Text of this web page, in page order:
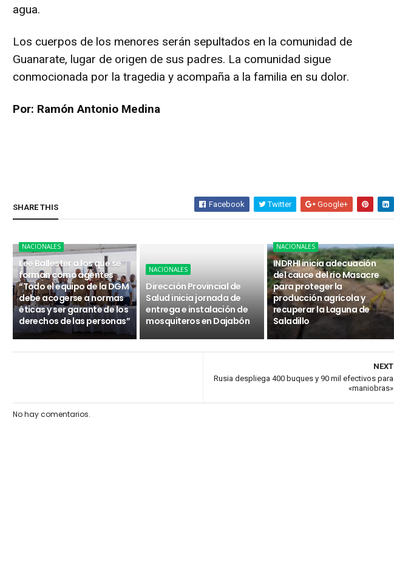
agua.
Los cuerpos de los menores serán sepultados en la comunidad de
Guanarate, lugar de origen de sus padres. La comunidad sigue
conmocionada por la tragedia y acompaña a la familia en su dolor.
Por: Ramón Antonio Medina
SHARE THIS Facebook Twitter Google+
NACIONALES
Lee Ballester a los que se
forman como agentes
“Todo el equipo de la DGM
debe acogerse a normas
éticas y ser garante de los
derechos de las personas”
NACIONALES
Dirección Provincial de
Salud inicia jornada de
entrega e instalación de
mosquiteros en Dajabón
NACIONALES
INDRHI inicia adecuación
del cauce del río Masacre
para proteger la
producción agrícola y
recuperar la Laguna de
Saladillo
NEXT
Rusia despliega 400 buques y 90 mil efectivos para
«maniobras»
No hay comentarios.